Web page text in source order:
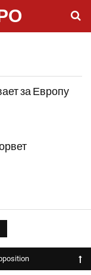
за Европу